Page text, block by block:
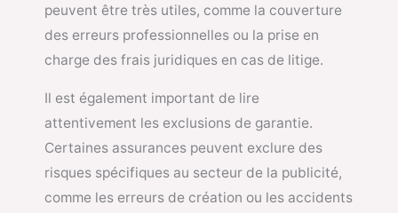
peuvent être très utiles, comme la couverture
des erreurs professionnelles ou la prise en
charge des frais juridiques en cas de litige.
Il est également important de lire
attentivement les exclusions de garantie.
Certaines assurances peuvent exclure des
risques spécifiques au secteur de la publicité,
comme les erreurs de création ou les accidents